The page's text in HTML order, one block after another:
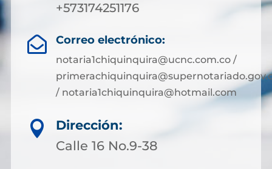
+573174251176
 Correo electrónico:
notaria1chiquinquira@ucnc.com.co /
/ notaria1chiquinquira@hotmail.com

Dirección:
Calle 16 No.9-38